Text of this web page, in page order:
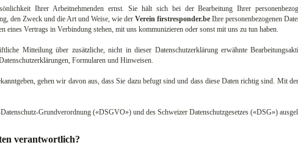
Ihrer Arbeitnehmenden ernst. Sie hält sich bei der Bearbeitung Ihrer
den Zweck und die Art und Weise, wie der Verein firstresponder.be Ihre personenbezogenen
Vertrags in Verbindung stehen, mit uns kommunizieren oder sonst mit uns zu tun haben.
Mitteilung über zusätzliche, nicht in dieser Datenschutzerklärung erwähnte
Formularen und Hinweisen.
gehen wir davon aus, dass Sie dazu befugt sind und dass diese Daten richtig sind. Mit
Grundverordnung («DSGVO») und des Schweizer Datenschutzgesetzes («DSG»)
verantwortlich?